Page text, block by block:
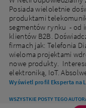
Posiada wieloletnie
produktami
segmentów rynku - od
klientów B2B.
firmach jak: Telefonia
wieloma projektami
nowe produkty.
elektroniką, IoT.
Wyświetl profil Eksperta na
WSZYSTKIE POSTY TEGO